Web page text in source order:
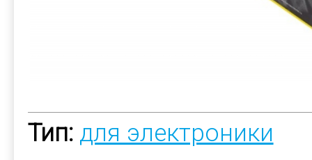
Тип: для электроники